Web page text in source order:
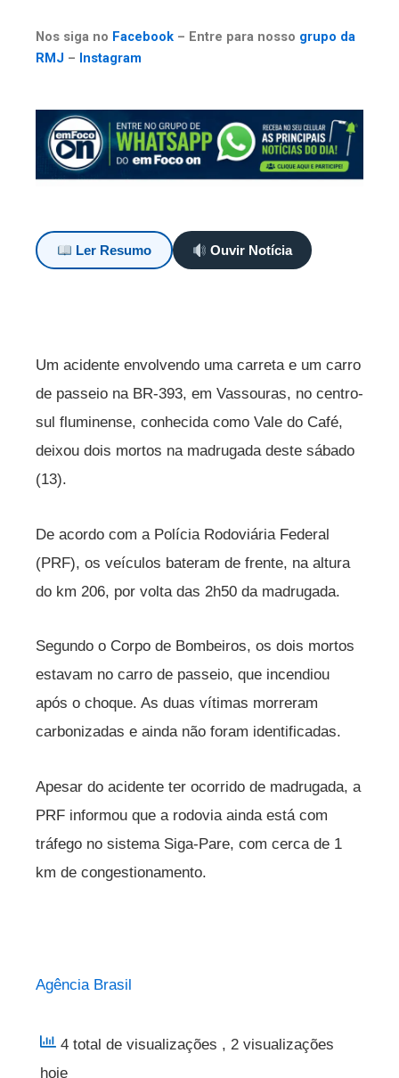
Nos siga no Facebook – Entre para nosso grupo da
RMJ – Instagram
Ler Resumo Ouvir Notícia
Um acidente envolvendo uma carreta e um carro
de passeio na BR-393, em Vassouras, no centro-
sul fluminense, conhecida como Vale do Café,
deixou dois mortos na madrugada deste sábado
(13).
De acordo com a Polícia Rodoviária Federal
(PRF), os veículos bateram de frente, na altura
do km 206, por volta das 2h50 da madrugada.
Segundo o Corpo de Bombeiros, os dois mortos
estavam no carro de passeio, que incendiou
após o choque. As duas vítimas morreram
carbonizadas e ainda não foram identificadas.
Apesar do acidente ter ocorrido de madrugada, a
PRF informou que a rodovia ainda está com
tráfego no sistema Siga-Pare, com cerca de 1
km de congestionamento.
Agência Brasil
4 total de visualizações , 2 visualizações
hoje